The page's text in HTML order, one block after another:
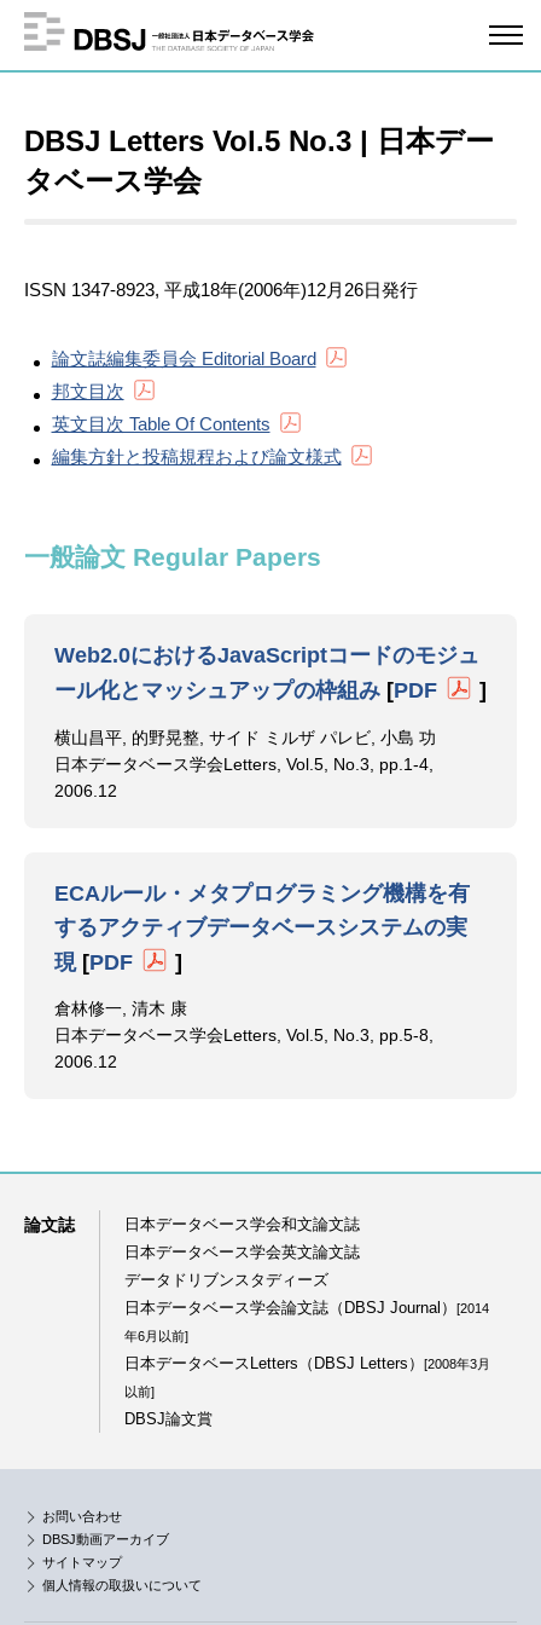
DBSJ Letters Vol.5 No.3 | 日本デー
タベース学会
ISSN 1347-8923, 平成18年(2006年)12月26日発行
論文誌編集委員会 Editorial Board
邦文目次
英文目次 Table Of Contents
編集方針と投稿規程および論文様式
一般論文 Regular Papers
Web2.0におけるJavaScriptコードのモジュ
ール化とマッシュアップの枠組み [PDF ]
横山昌平, 的野晃整, サイド ミルザ パレビ, 小島 功
日本データベース学会Letters, Vol.5, No.3, pp.1-4,
2006.12
ECAルール・メタプログラミング機構を有
するアクティブデータベースシステムの実
現[PDF ]
倉林修一, 清木 康
日本データベース学会Letters, Vol.5, No.3, pp.5-8,
2006.12
論文誌
日本データベース学会和文論文誌
日本データベース学会英文論文誌
データドリブンスタディーズ
日本データベース学会論文誌（DBSJ Journal）
[2014
年6月以前]
日本データベースLetters（DBSJ Letters）
[2008年3月
以前]
DBSJ論文賞
お問い合わせ
DBSJ動画アーカイブ
サイトマップ
個人情報の取扱いについて